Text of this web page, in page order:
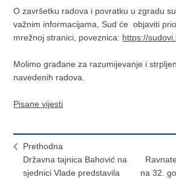
O završetku radova i povratku u zgradu
važnim informacijama, Sud će objaviti
mrežnoj stranici, poveznica: https://
Molimo građane za razumijevanje i
navedenih radova.
Pisane vijesti
Prethodna
Državna tajnica Bahović na
sjednici Vlade predstavila
na 32.